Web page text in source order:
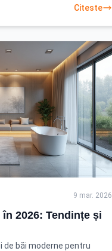
Citeste
9 mar. 2026
2026: Tendințe și
de băi moderne pentru